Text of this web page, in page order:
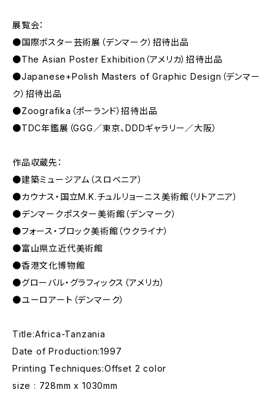
展覧会：
●国際ポスター芸術展（デンマーク）招待出品
●The Asian Poster Exhibition（アメリカ）招待出品
●Japanese+Polish Masters of Graphic Design（デンマー
ク）招待出品
●Zoografika（ポーランド）招待出品
●TDC年鑑展（GGG／東京、DDDギャラリー／大阪）
作品収蔵先：
●建築ミュージアム（スロベニア）
●カウナス・国立M.K.チュルリョーニス美術館（リトアニア）
●デンマークポスター美術館（デンマーク）
●フォース・ブロック美術館（ウクライナ）
●富山県立近代美術館
●香港文化博物館
●グローバル・グラフィックス（アメリカ）
●ユーロアート（デンマーク）
Title:Africa-Tanzania
Date of Production:1997
Printing Techniques:Offset 2 color
size : 728mm x 1030mm